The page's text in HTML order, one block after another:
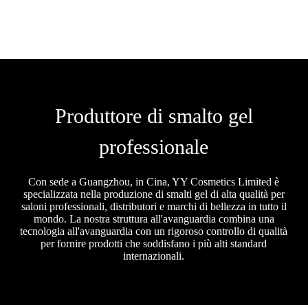
Produttore di smalto gel
professionale
Con sede a Guangzhou, in Cina, YY Cosmetics Limited è
specializzata nella produzione di smalti gel di alta qualità per
saloni professionali, distributori e marchi di bellezza in tutto il
mondo. La nostra struttura all'avanguardia combina una
tecnologia all'avanguardia con un rigoroso controllo di qualità
per fornire prodotti che soddisfano i più alti standard
internazionali.